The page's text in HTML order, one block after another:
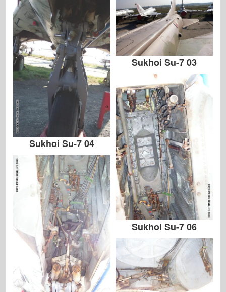
Sukhoi Su-7 04
Sukhoi Su-7 03
Sukhoi Su-7 06